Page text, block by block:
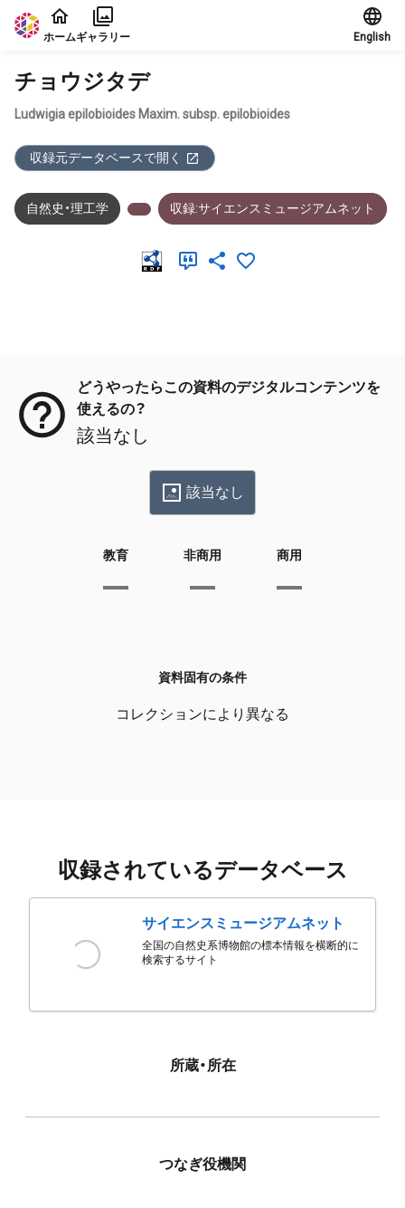
本文に飛ぶ
ホームギャラリー English
チョウジタデ
Ludwigia epilobioides Maxim. subsp. epilobioides
収録元データベースで開く
自然史・理工学 収録:サイエンスミュージアムネット
どうやったらこの資料のデジタルコンテンツを
使えるの？
該当なし
該当なし
教育 非商用 商用
資料固有の条件
コレクションにより異なる
収録されているデータベース
サイエンスミュージアムネット
全国の自然史系博物館の標本情報を横断的に
検索するサイト
所蔵・所在
つなぎ役機関